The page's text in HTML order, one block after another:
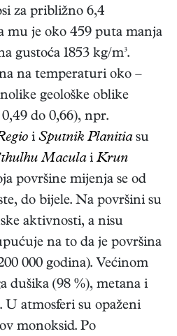
za približno 6,4
mu je oko 459 puta manja
gustoća 1853 kg/m³.
na temperaturi oko –
geološke oblike
do 0,66), npr.
i Sputnik Planitiasu
Maculai Krun
površine mijenja se od
do bijele. Na površini su
aktivnosti, a nisu
na to da je površina
000 godina). Većinom
dušika (98 %), metana i
atmosferi su opaženi
monoksid. Po